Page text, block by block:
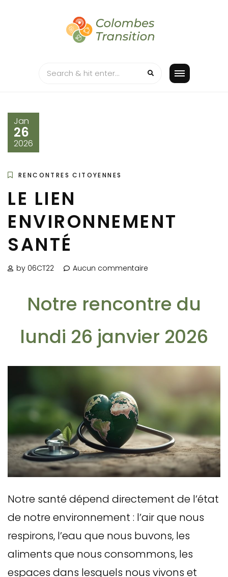
Jan
26
2026
RENCONTRES CITOYENNES
LE LIEN
ENVIRONNEMENT
SANTÉ
by 06CT22 Aucun commentaire
Notre rencontre du
lundi 26 janvier 2026
Notre santé dépend directement de l’état
de notre environnement : l’air que nous
respirons, l’eau que nous buvons, les
aliments que nous consommons, les
espaces dans lesquels nous vivons et